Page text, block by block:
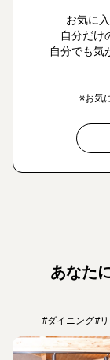
お気に
自分だけ
自分でも気
※お気
あなた
#ダイニング#